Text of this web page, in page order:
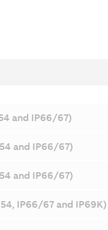
and IP66/67)
and IP66/67)
and IP66/67)
IP66/67 and IP69K)